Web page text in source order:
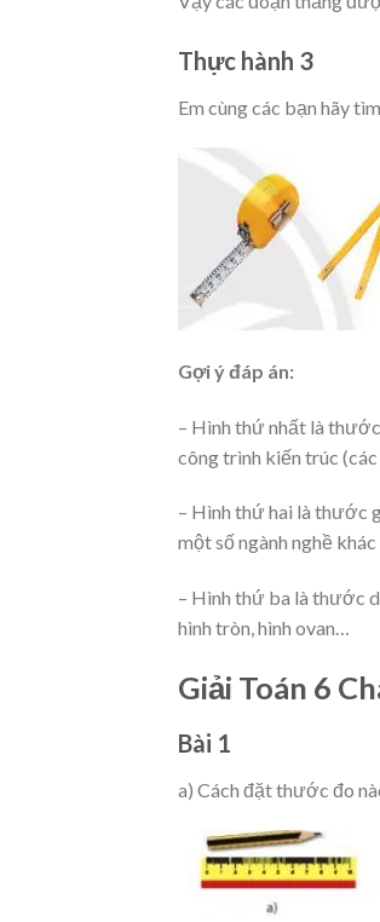
Thực hành 3
Em cùng các bạn hãy
Gợi ý đáp án:
– Hình thứ nhất là thước
công trình kiến trúc
– Hình thứ hai là thước
một số ngành nghề khác
– Hình thứ ba là thước
hình tròn, hình ovan…
Giải Toán 6
Bài 1
a) Cách đặt thước đo